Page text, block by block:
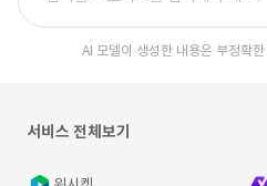
AI 모델이 생성한 내용은 부정확
서비스 전체보기